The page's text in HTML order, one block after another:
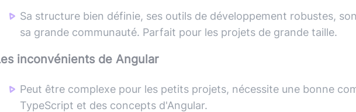
Sa structure bien définie, ses outils de développement robustes,
sa grande communauté. Parfait pour les projets de grande taille.
inconvénients de Angular
Peut être complexe pour les petits projets, nécessite une bonne
TypeScript et des concepts d'Angular.